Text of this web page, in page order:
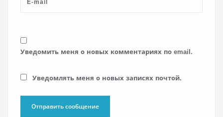
Уведомить меня о новых комментариях по email.
Уведомлять меня о новых записях почтой.